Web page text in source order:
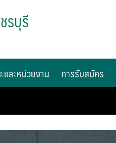
รบุรี
ละหน่วยงาน การรับสมัคร